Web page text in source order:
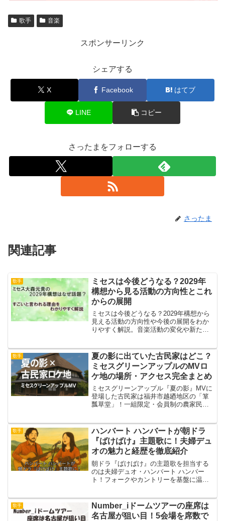
歌手 音楽
スポンサーリンク
シェアする
X Facebook はてブ
LINE コピー
さったまをフォローする
さったま
関連記事
歌手
ミセスは今後どうなる？2029年
構想から見る活動の方向性とこれ
からの展開
ミセスは今後どうなる？2029年構想から
見える活動の方向性や今後の展開をわか
りやすく解説。音楽活動の変化や新たな
歌手
夏の影に出ていた古民家はどこ？
ミセスグリーンアップルのMVロ
ケ地の場所・アクセス完全まとめ
ミセスグリーンアップル『夏の影』MVに
登場した古民家は福井市越廼地区の「箪
瓢草堂」！一組限定・会員制の農家民宿
歌手
ハンバート ハンバートが朝ドラ
『ばけばけ』主題歌に！夫婦デュ
オの魅力と経歴を徹底紹介
朝ドラ『ばけばけ』の主題歌を担当する
のは夫婦デュオ・ハンバート ハンバー
ト！フォークやカントリーを基盤に温か
富。二人の経歴と音楽スタイル、朝ドラ
主題歌への期待を詳しく解説します。
歌手
Number_iドームツアーの座席は
名古屋が狙い目！5会場を席数で